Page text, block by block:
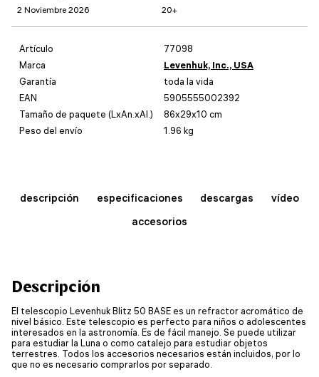
2 Noviembre 2026
20+
Artículo
77098
Marca
Levenhuk, Inc., USA
Garantía
toda la vida
EAN
5905555002392
Tamaño de paquete (LxAn.xAl.)
86x29x10 cm
Peso del envío
1.96 kg
descripción especificaciones descargas
vídeo
accesorios
Descripción
El telescopio Levenhuk Blitz 50 BASE es un refractor acromático de
nivel básico. Este telescopio es perfecto para niños o adolescentes
interesados en la astronomía. Es de fácil manejo. Se puede utilizar
para estudiar la Luna o como catalejo para estudiar objetos
terrestres. Todos los accesorios necesarios están incluidos, por lo
que no es necesario comprarlos por separado.